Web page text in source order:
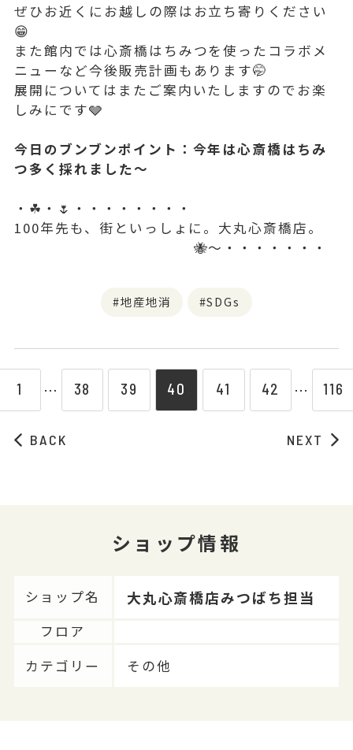
ぜひお近くにお越しの際はお立ち寄りください
😁
また館内では心斎橋はちみつを使ったコラボメ
ニューなど今後販売計画もあります🤭
展開についてはまたご案内いたしますのでお楽
しみにです🩶
今日のブンブンポイント：今年は心斎橋はちみ
つ多く採れました〜
・☘・🌷・・・・・・・・
100年先も、街といっしょに。大丸心斎橋店。
🐝〜・・・・・・・
地産地消 SDGs
BACK
1 ⋯ 38 39 40 41 42 ⋯ 116
NEXT
ショップ情報
ショップ名 大丸心斎橋店みつばち担当
フロア
カテゴリー
その他